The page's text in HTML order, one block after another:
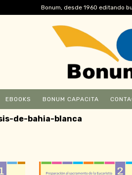
Bonum, desde 1960 editando
EBOOKS BONUM CAPACITA
de-bahia-blanca